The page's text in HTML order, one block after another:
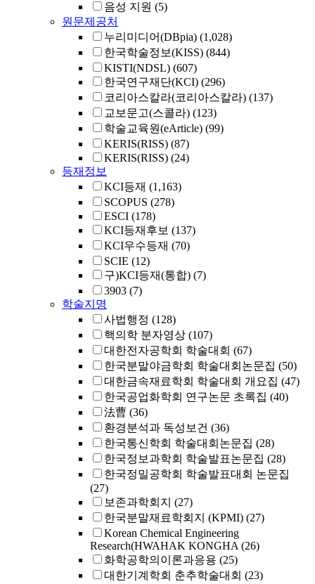
음성 지원 (5)
원문제공처
누리미디어(DBpia) (1,028)
한국학술정보(KISS) (844)
KISTI(NDSL) (607)
한국연구재단(KCI) (296)
코리아스칼라(코리아스칼라) (137)
교보문고(스콜라) (123)
학술교육원(eArticle) (99)
KERIS(RISS) (87)
KERIS(RISS) (24)
등재정보
KCI등재 (1,163)
SCOPUS (278)
ESCI (178)
KCI등재후보 (137)
KCI우수등재 (70)
SCIE (12)
구)KCI등재(통합) (7)
3903 (7)
학술지명
사법행정 (128)
핵의학 분자영상 (107)
대한전자공학회 학술대회 (67)
한국분말야금학회 학술대회논문집 (50)
대한금속재료학회 학술대회 개요집 (47)
한국공업화학회 연구논문 초록집 (40)
法曹 (36)
환경분석과 독성보건 (36)
한국통신학회 학술대회논문집 (28)
한국정보과학회 학술발표논문집 (28)
한국정밀공학회 학술발표대회 논문집
(27)
보존과학회지 (27)
한국분말재료학회지 (KPMI) (27)
Korean Chemical Engineering
Research(HWAHAK KONGHA (26)
화학공학의이론과응용 (25)
대한기계학회 춘추학술대회 (23)